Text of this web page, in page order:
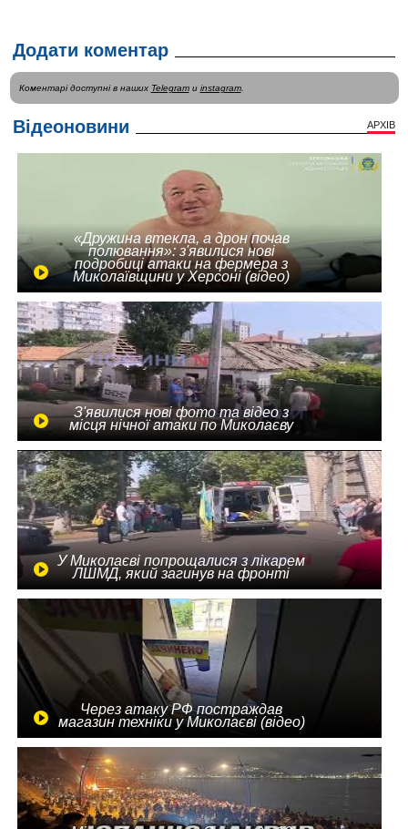
Додати коментар
Коментарі доступні в наших Telegramи instagram.
Відеоновини АРХІВ
«Дружина втекла, а дрон почав
полювання»: з'явилися нові
подробиці атаки на фермера з
Миколаївщини у Херсоні (відео)
З'явилися нові фото та відео з
місця нічної атаки по Миколаєву
У Миколаєві попрощалися з лікарем
ЛШМД, який загинув на фронті
Через атаку РФ постраждав
магазин техніки у Миколаєві (відео)